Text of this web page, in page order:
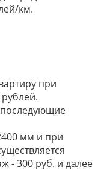
км.
при
мм и при
- 300 руб. и далее